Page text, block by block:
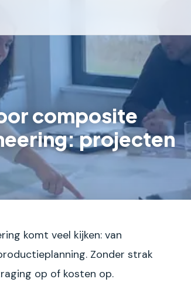
composite
projecten
komt veel kijken: van
Zonder strak
op of kosten op.